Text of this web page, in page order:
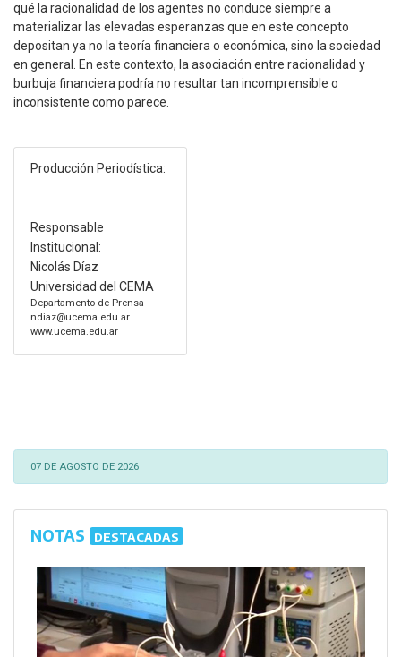
qué la racionalidad de los agentes no conduce siempre a
materializar las elevadas esperanzas que en este concepto
depositan ya no la teoría financiera o económica, sino la sociedad
en general. En este contexto, la asociación entre racionalidad y
burbuja financiera podría no resultar tan incomprensible o
inconsistente como parece.
Producción Periodística:
Responsable
Institucional:
Nicolás Díaz
Universidad del CEMA
Departamento de Prensa
ndiaz@ucema.edu.ar
www.ucema.edu.ar
07 DE AGOSTO DE 2026
NOTAS DESTACADAS